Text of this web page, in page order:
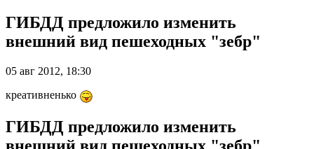
ГИБДД предложило изменить
внешний вид пешеходных "зебр"
05 авг 2012, 18:30
креативненько
ГИБДД предложило изменить
внешний вид пешеходных "зебр"